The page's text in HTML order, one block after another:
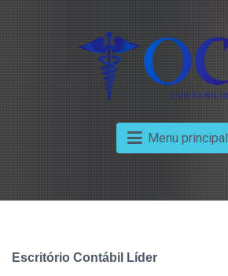
Menu principal
Escritório Contábil Líder